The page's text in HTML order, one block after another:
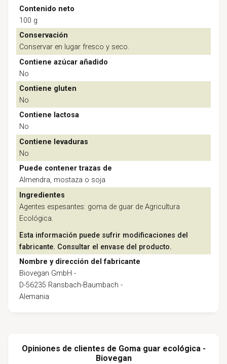
Contenido neto
100 g
Conservación
Conservar en lugar fresco y seco.
Contiene azúcar añadido
No
Contiene gluten
No
Contiene lactosa
No
Contiene levaduras
No
Puede contener trazas de
Almendra, mostaza o soja
Ingredientes
Agentes espesantes: goma de guar de Agricultura
Ecológica.
Esta información puede sufrir modificaciones del
fabricante. Consultar el envase del producto.
Nombre y dirección del fabricante
Biovegan GmbH -
D-56235 Ransbach-Baumbach -
Alemania
Opiniones de clientes de Goma guar ecológica -
Biovegan